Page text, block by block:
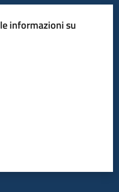
informazioni su